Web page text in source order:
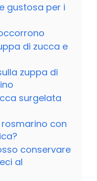
gustosa per i
di zucca e
zuppa di
surgelata
con
conservare
al